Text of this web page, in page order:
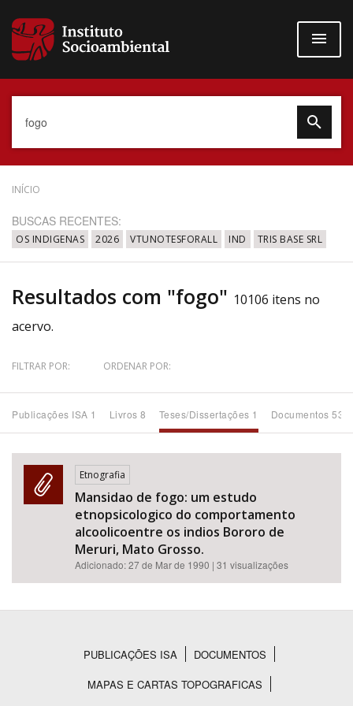
para
conteúdo
Data do Documento
Até
Tema
Subtema
Área de Levantamento
Área Protegida
BUSCAR
INÍCIO
BUSCAS RECENTES:
OS INDIGENAS 2026 VTUNOTESFORALL IND TRIS BASE SRL
Resultados com "fogo" 10106 itens no
acervo.
FILTRAR POR: ORDENAR POR:
Publicações ISA 1 Livros 8 Teses/Dissertações 1 Documentos 53
Etnografia
Mansidao de fogo: um estudo
etnopsicologico do comportamento
alcoolicoentre os indios Bororo de
Meruri, Mato Grosso.
Adicionado:27 de Mar de 1990 | 31 visualizações
Rodapé
PUBLICAÇÕES ISA
DOCUMENTOS
MAPAS E CARTAS TOPOGRAFICAS